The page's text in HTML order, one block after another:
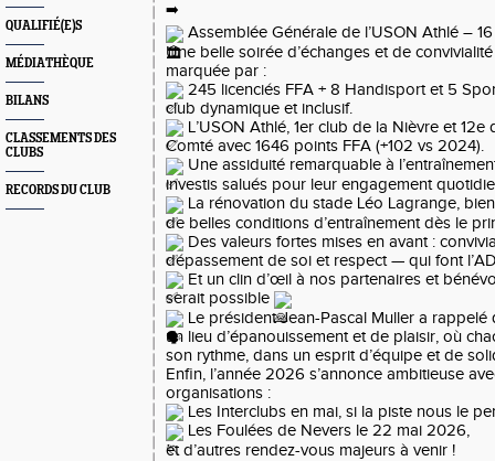
QUALIFIÉ(E)S
MÉDIATHÈQUE
BILANS
CLASSEMENTS DES
CLUBS
RECORDS DU CLUB
Assemblée Générale de l’USON Athlé –
Une belle soirée d’échanges et de
marquée par :
245 licenciés FFA + 8 Handisport et 5
club dynamique et inclusif.
L’USON Athlé, 1er club de la Nièvre et
Comté avec 1646 points FFA (+102 vs 2024).
Une assiduité remarquable à
investis salués pour leur engagement
La rénovation du stade Léo Lagrange,
de belles conditions d’entraînement dès le
Des valeurs fortes mises en avant :
dépassement de soi et respect — qui font
Et un clin d’œil à nos partenaires et
serait possible
Le président Jean-Pascal Muller a
un lieu d’épanouissement et de plaisir, où
son rythme, dans un esprit d’équipe et de
Enfin, l’année 2026 s’annonce ambitieuse
organisations :
Les Interclubs en mai, si la piste nous le
Les Foulées de Nevers le 22 mai 2026,
et d’autres rendez-vous majeurs à venir !